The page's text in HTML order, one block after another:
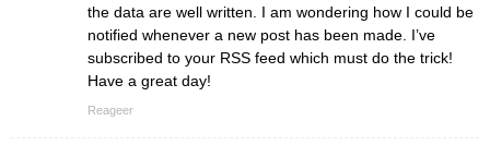
the data are well written. I am wondering how I could be
notified whenever a new post has been made. I’ve
subscribed to your RSS feed which must do the trick!
Have a great day!
Reageer